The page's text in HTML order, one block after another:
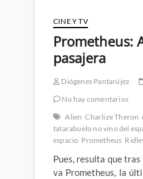
Decks:
Segundo
contacto
CINE Y TV
Prometheus:
pasajera
Diógenes Pantarújez
No hay comentarios
Alien Charlize Theron
tatarabuelo no vino del
espacio Prometheus
Pues, resulta que
va Prometheus, la